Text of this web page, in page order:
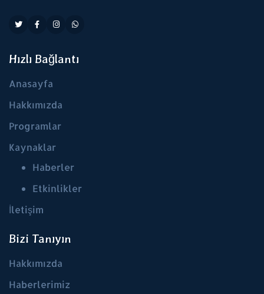
Hızlı Bağlantı
Anasayfa
Hakkımızda
Programlar
Kaynaklar
Haberler
Etkinlikler
İletişim
Bizi Tanıyın
Hakkımızda
Haberlerimiz